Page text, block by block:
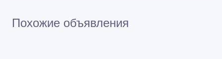
Похожие объявления